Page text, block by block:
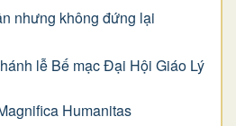
nhưng không đứng lại
lễ Bế mạc Đại Hội Giáo Lý
Humanitas